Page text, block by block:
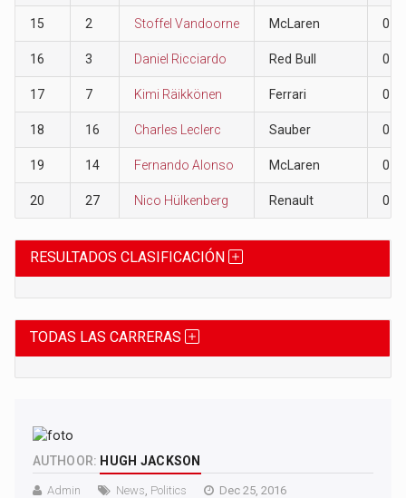
15 2 Stoffel Vandoorne McLaren 0
16 3 Daniel Ricciardo Red Bull 0
17 7 Kimi Räikkönen Ferrari 0
18 16 Charles Leclerc Sauber 0
19 14 Fernando Alonso McLaren 0
20 27 Nico Hülkenberg Renault 0
RESULTADOS CLASIFICACIÓN
TODAS LAS CARRERAS
AUTHOOR: HUGH JACKSON
Admin News Politics
Dec 25, 2016